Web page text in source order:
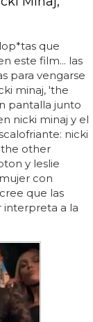
que
este film... las
para vengarse
minaj, 'the
pantalla junto
nicki minaj y el
nicki
other
y leslie
con
que las
interpreta a la